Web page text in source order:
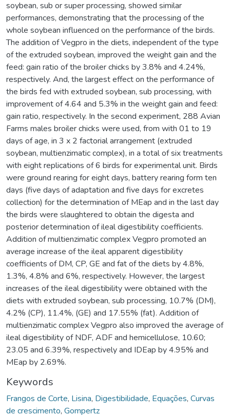
soybean, sub or super processing, showed similar
performances, demonstrating that the processing of the
whole soybean influenced on the performance of the birds.
The addition of Vegpro in the diets, independent of the type
of the extruded soybean, improved the weight gain and the
feed: gain ratio of the broiler chicks by 3.8% and 4.24%,
respectively. And, the largest effect on the performance of
the birds fed with extruded soybean, sub processing, with
improvement of 4.64 and 5.3% in the weight gain and feed:
gain ratio, respectively. In the second experiment, 288 Avian
Farms males broiler chicks were used, from with 01 to 19
days of age, in 3 x 2 factorial arrangement (extruded
soybean, multienzimatic complex), in a total of six treatments
with eight replications of 6 birds for experimental unit. Birds
were ground rearing for eight days, battery rearing form ten
days (five days of adaptation and five days for excretes
collection) for the determination of MEap and in the last day
the birds were slaughtered to obtain the digesta and
posterior determination of ileal digestibility coefficients.
Addition of multienzimatic complex Vegpro promoted an
average increase of the ileal apparent digestibility
coefficients of DM, CP, GE and fat of the diets by 4.8%,
1.3%, 4.8% and 6%, respectively. However, the largest
increases of the ileal digestibility were obtained with the
diets with extruded soybean, sub processing, 10.7% (DM),
4.2% (CP), 11.4%, (GE) and 17.55% (fat). Addition of
multienzimatic complex Vegpro also improved the average of
ileal digestibility of NDF, ADF and hemicellulose, 10.60;
23.05 and 6.39%, respectively and IDEap by 4.95% and
MEap by 2.69%.
Keywords
Frangos de Corte, Lisina, Digestibilidade, Equações, Curvas
de crescimento, Gompertz